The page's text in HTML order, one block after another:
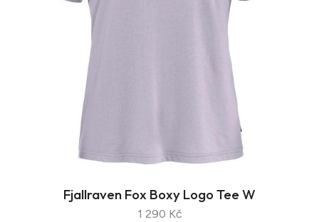
Fjallraven Fox Boxy Logo Tee W
1 290 Kč